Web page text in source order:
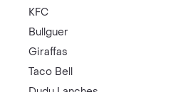
KFC
Bullguer
Giraffas
Taco Bell